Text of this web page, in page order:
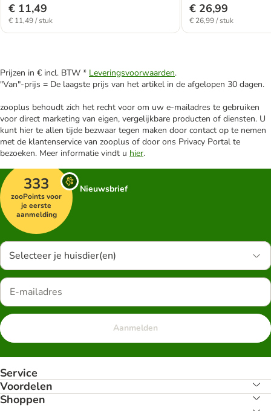
€ 11,49
€ 11,49 / stuk
€ 26,99
€ 26,99 / stuk
Prijzen in € incl. BTW * Leveringsvoorwaarden.
"Van"-prijs = De laagste prijs van het artikel in de afgelopen 30 dagen.
zooplus behoudt zich het recht voor om uw e-mailadres te gebruiken
voor direct marketing van eigen, vergelijkbare producten of diensten. U
kunt hier te allen tijde bezwaar tegen maken door contact op te nemen
met de klantenservice van zooplus of door ons Privacy Portal te
bezoeken. Meer informatie vindt u hier.
333
zooPoints voor
je eerste
aanmelding
Nieuwsbrief
Selecteer je huisdier(en)
Aanmelden
Service
Voordelen
Shoppen